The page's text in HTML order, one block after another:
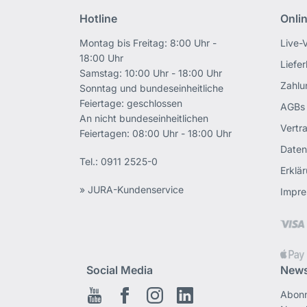
Hotline
Montag bis Freitag: 8:00 Uhr -
18:00 Uhr
Samstag: 10:00 Uhr - 18:00 Uhr
Sonntag und bundeseinheitliche
Feiertage: geschlossen
An nicht bundeseinheitlichen
Feiertagen: 08:00 Uhr - 18:00 Uhr
Tel.: 0911 2525-0
» JURA-Kundenservice
Live-
AGBs
Social Media
Youtube FacebookInstagram